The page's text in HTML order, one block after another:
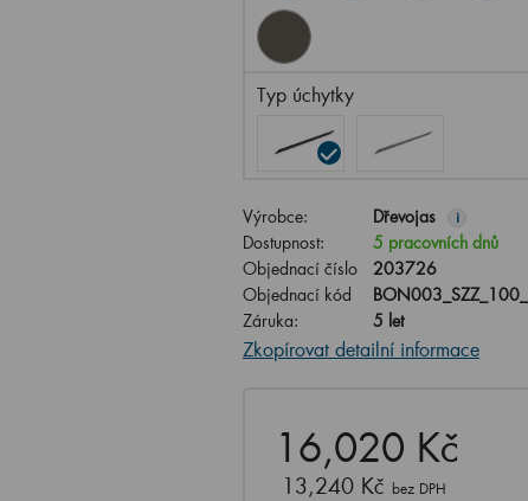
Typ úchytky
Výrobce: Dřevojas i
Dostupnost:
5 pracovních dnů
Objednací číslo
203726
Objednací kód
Záruka:
5 let
Zkopírovat detailní informace
16,020 Kč
13,240 Kč bez DPH